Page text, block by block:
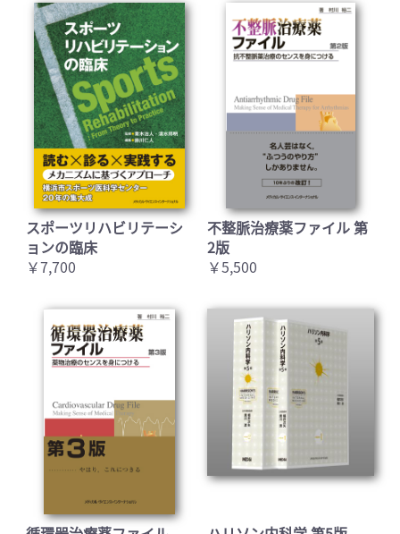
スポーツリハビリテーシ
ョンの臨床
￥7,700
不整脈治療薬ファイル 第
2版
￥5,500